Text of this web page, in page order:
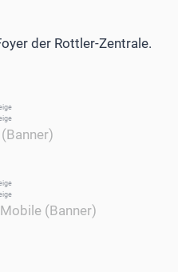
der Rottler-Zentrale.